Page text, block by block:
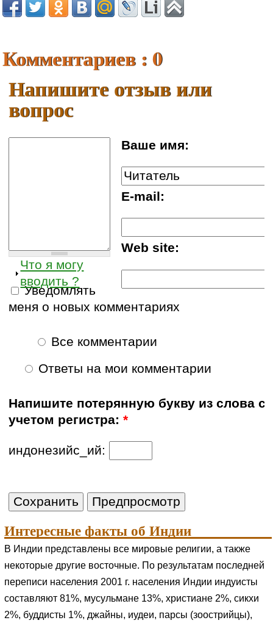
Комментариев : 0
Напишите отзыв или
вопрос
Ваше имя:
E-mail:
Web site:
Что я могу
вводить ?
Уведомлять
меня о новых комментариях
Все комментарии
Ответы на мои комментарии
Напишите потерянную букву из слова с
учетом регистра:*
индонезийс_ий:
Интересные факты об Индии
В Индии представлены все мировые религии, а также
некоторые другие восточные. По результатам последней
переписи населения 2001 г. населения Индии индуисты
составляют 81%, мусульмане 13%, христиане 2%, сикхи
2%, буддисты 1%, джайны, иудеи, парсы (зоострийцы),